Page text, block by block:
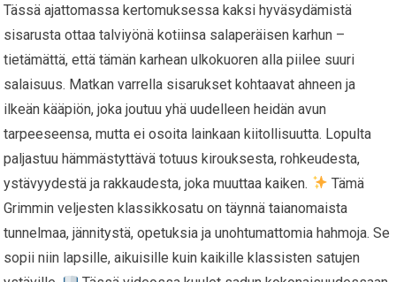
Tässä ajattomassa kertomuksessa kaksi hyväsydämistä
sisarusta ottaa talviyönä kotiinsa salaperäisen karhun –
tietämättä, että tämän karhean ulkokuoren alla piilee suuri
salaisuus. Matkan varrella sisarukset kohtaavat ahneen ja
ilkeän kääpiön, joka joutuu yhä uudelleen heidän avun
tarpeeseensa, mutta ei osoita lainkaan kiitollisuutta. Lopulta
paljastuu hämmästyttävä totuus kirouksesta, rohkeudesta,
ystävyydestä ja rakkaudesta, joka muuttaa kaiken.
Tämä
Grimmin veljesten klassikkosatu on täynnä taianomaista
tunnelmaa, jännitystä, opetuksia ja unohtumattomia hahmoja. Se
sopii niin lapsille, aikuisille kuin kaikille klassisten satujen